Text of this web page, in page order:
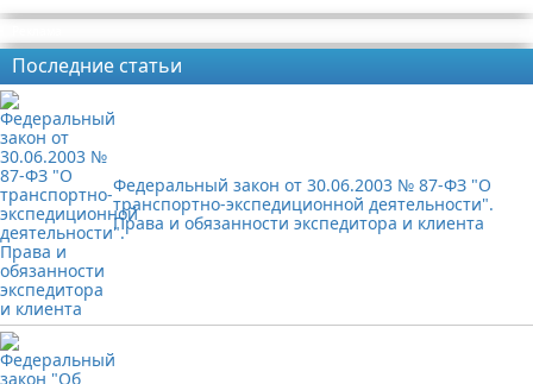
Последние статьи
Федеральный закон от 30.06.2003 № 87-ФЗ "О
транспортно-экспедиционной деятельности".
Права и обязанности экспедитора и клиента